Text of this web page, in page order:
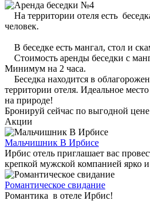
На территории отеля есть
человек.
В беседке есть мангал, стол и
Стоимость аренды беседки с
Минимум на 2 часа.
Беседка находится в
территории отеля. Идеальное
на природе!
Бронируй сейчас по выгодной цене
Акции
Мальчишник В Ирбисе
Ирбис отель приглашает вас
крепкой мужской компанией ярко и
Романтическое свидание
Романтика в отеле Ирбис!